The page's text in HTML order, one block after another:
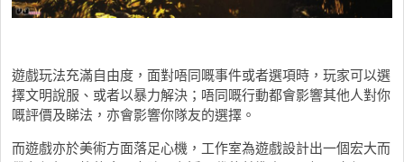
遊戲玩法充滿自由度，面對唔同嘅事件或者選項時，玩家可以選
擇文明說服、或者以暴力解決；唔同嘅行動都會影響其他人對你
嘅評價及睇法，亦會影響你隊友的選擇。
而遊戲亦於美術方面落足心機，工作室為遊戲設計出一個宏大而